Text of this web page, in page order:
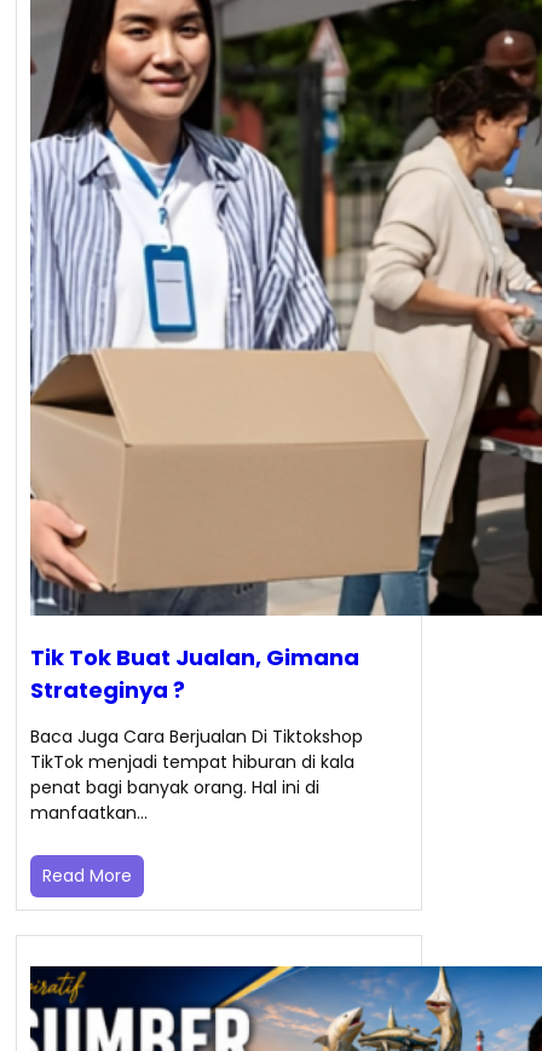
Tik Tok Buat Jualan, Gimana
Strateginya ?
Baca Juga Cara Berjualan Di Tiktokshop
TikTok menjadi tempat hiburan di kala
penat bagi banyak orang. Hal ini di
manfaatkan…
Read More